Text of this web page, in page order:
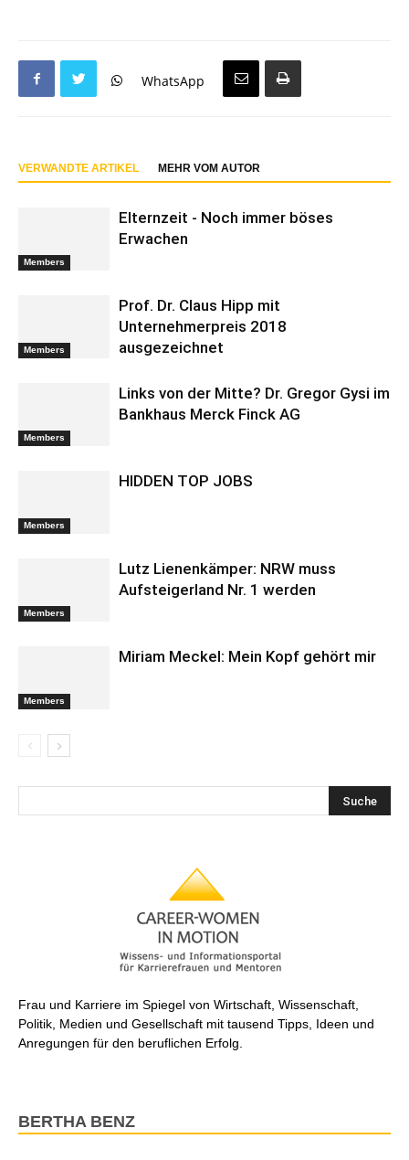
WhatsApp
VERWANDTE ARTIKEL MEHR VOM AUTOR
Members
Elternzeit - Noch immer böses
Erwachen
Members
Prof. Dr. Claus Hipp mit
Unternehmerpreis 2018
ausgezeichnet
Members
Links von der Mitte? Dr. Gregor Gysi im
Bankhaus Merck Finck AG
Members
HIDDEN TOP JOBS
Members
Lutz Lienenkämper: NRW muss
Aufsteigerland Nr. 1 werden
Members
Miriam Meckel: Mein Kopf gehört mir
Frau und Karriere im Spiegel von Wirtschaft, Wissenschaft,
Politik, Medien und Gesellschaft mit tausend Tipps, Ideen und
Anregungen für den beruflichen Erfolg.
BERTHA BENZ